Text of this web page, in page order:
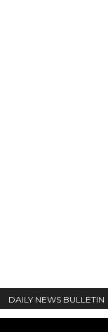
DAILY NEWS BULLETIN